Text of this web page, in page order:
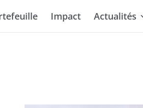
Impact Actualités